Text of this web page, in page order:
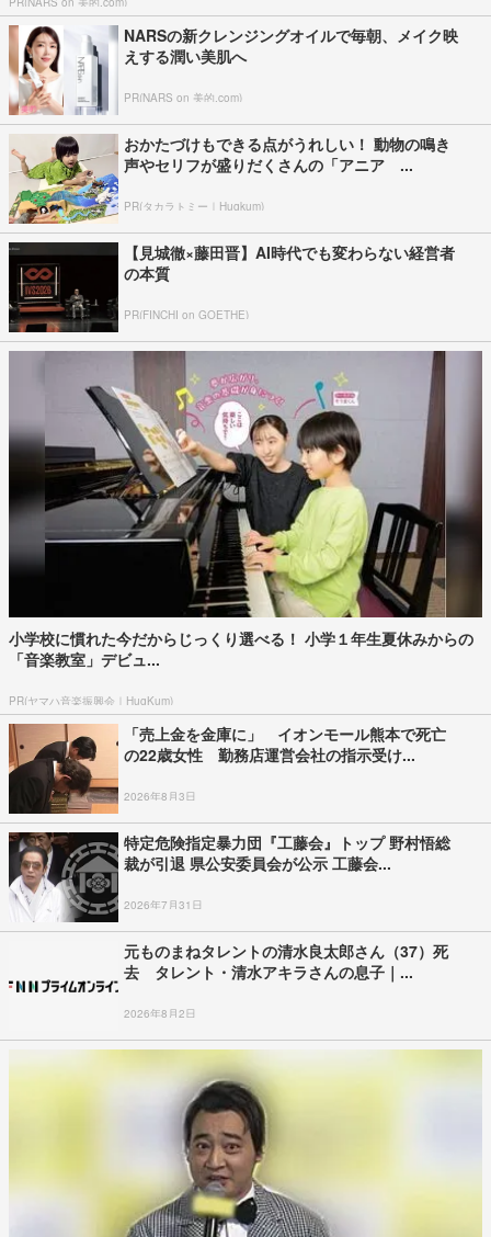
NARSの新クレンジングオイルで毎朝、メイク映
えする潤い美肌へ
PR(NARS on 美的.com)
おかたづけもできる点がうれしい！ 動物の鳴き
声やセリフが盛りだくさんの「アニア ...
PR(タカラトミー｜Hugkum)
【見城徹×藤田晋】AI時代でも変わらない経営者
の本質
PR(FINCHI on GOETHE)
小学校に慣れた今だからじっくり選べる！ 小学１年生夏休みからの
「音楽教室」デビュ...
PR(ヤマハ音楽振興会｜HugKum)
「売上金を金庫に」 イオンモール熊本で死亡
の22歳女性 勤務店運営会社の指示受け...
2026年8月3日
特定危険指定暴力団『工藤会』トップ 野村悟総
裁が引退 県公安委員会が公示 工藤会...
2026年7月31日
元ものまねタレントの清水良太郎さん（37）死
去 タレント・清水アキラさんの息子｜...
2026年8月2日